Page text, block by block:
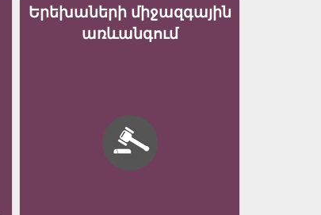
Երեխաների միջազգային
առևանգում